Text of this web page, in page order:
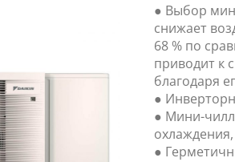
● Выбор
снижает
68 % по
приводит к
благодаря
●
● Мини-
●